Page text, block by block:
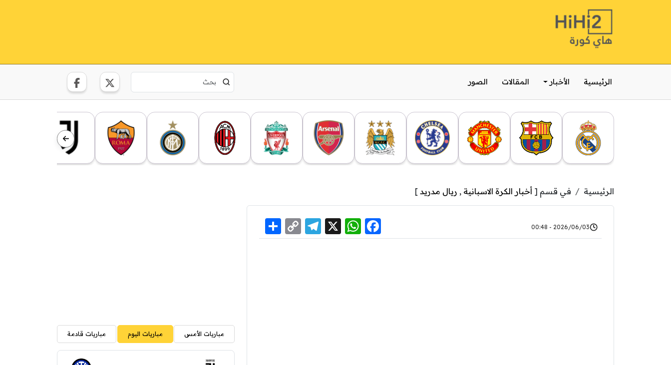
الرئيسية الأخبار المقالات الصور
الرئيسية في قسم [ أخبار الكرة الاسبانية , ريال مدريد ]
2026/06/03 - 00:48
Facebook
WhatsApp
X
Telegram
Copy
Link
مباريات الأمس مباريات اليوم مباريات قادمة